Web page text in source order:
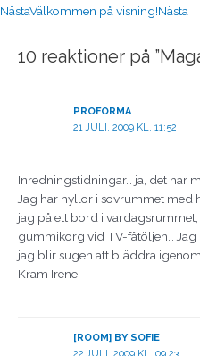
NästaVälkommen på visning!Nästa
10 reaktioner på
PROFORMA
21 JULI, 2009 KL. 11:52
Inredningstidningar… ja, det har
Jag har hyllor i sovrummet med
jag på ett bord i
gummikorg vid TV-fåtöljen… Jag
jag blir sugen att bläddra
Kram Irene
[ROOM] BY SOFIE